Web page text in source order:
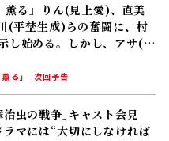
る」りん(見上愛)、直美
(平埜生成)らの奮闘に、村
し始める。しかし、アサ(美
かなか改善せず……
る」
次回予告
治虫の戦争｣キャスト会見
マには“大切にしなければ